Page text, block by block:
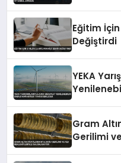
Eğitim
Değiştirdi
YEKA
Gram
Gerilimi